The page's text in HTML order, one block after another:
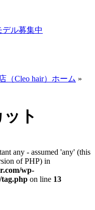
ル募集中
（Cleo hair）ホーム »
ト
any - assumed 'any' (this
of PHP) in
wp-
tag.php on line 13